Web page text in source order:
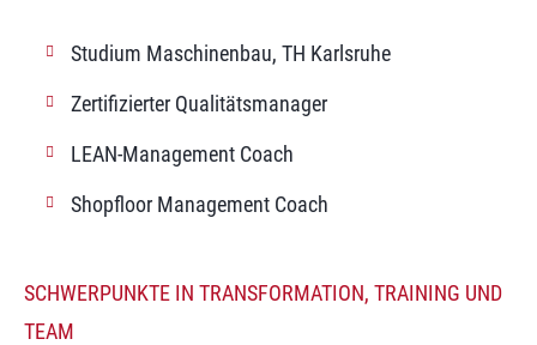
Studium Maschinenbau, TH Karlsruhe
Zertifizierter Qualitätsmanager
LEAN-Management Coach
Shopfloor Management Coach
SCHWERPUNKTE IN TRANSFORMATION, TRAINING UND
TEAM